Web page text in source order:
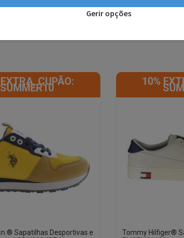
CUPÃO:
SUMMER10
Sapatilhas Desportivas e
10%
Tommy Hilfiger®
Gerir opções